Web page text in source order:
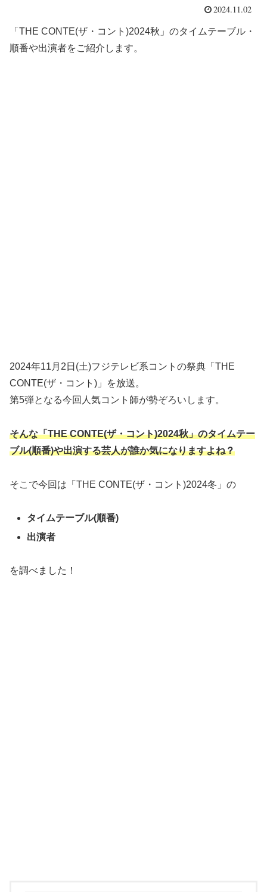
2024.11.02
「THE CONTE(ザ・コント)2024秋」のタイムテーブル・
順番や出演者をご紹介します。
2024年11月2日(土)フジテレビ系コントの祭典「THE
CONTE(ザ・コント)」を放送。
第5弾となる今回人気コント師が勢ぞろいします。
そんな「THE CONTE(ザ・コント)2024秋」のタイムテー
ブル(順番)や出演する芸人が誰か気になりますよね？
そこで今回は「THE CONTE(ザ・コント)2024冬」の
タイムテーブル(順番)
出演者
を調べました！